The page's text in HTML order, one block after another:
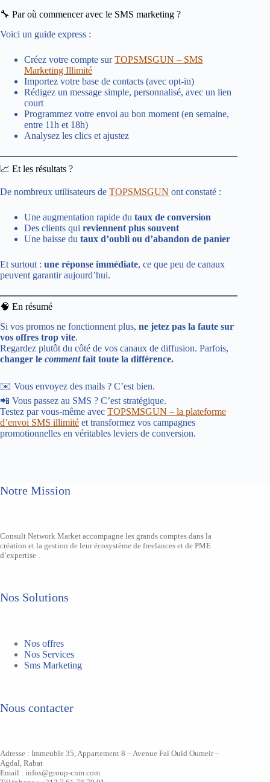
🔧 Par où commencer avec le SMS marketing ?
Voici un guide express :
Créez votre compte surTOPSMSGUN – SMS
Marketing Illimité
Importez votre base de contacts (avec opt-in)
Rédigez un message simple, personnalisé, avec un lien
court
Programmez votre envoi au bon moment (en semaine,
entre 11h et 18h)
Analysez les clics et ajustez
📈 Et les résultats ?
De nombreux utilisateurs de TOPSMSGUN ont constaté :
Une augmentation rapide du taux de conversion
Des clients qui reviennent plus souvent
Une baisse du taux d’oubli ou d’abandon de panier
Et surtout : une réponse immédiate, ce que peu de canaux
peuvent garantir aujourd’hui.
🧠 En résumé
Si vos promos ne fonctionnent plus, ne jetez pas la faute sur
vos offres trop vite.
Regardez plutôt du côté de vos canaux de diffusion. Parfois,
changer le commentfait toute la différence.
✉️ Vous envoyez des mails ? C’est bien.
📲 Vous passez au SMS ? C’est stratégique.
Testez par vous-même avec TOPSMSGUN – la plateforme
d’envoi SMS illimité et transformez vos campagnes
promotionnelles en véritables leviers de conversion.
Notre Mission
Consult Network Market accompagne les grands comptes dans la
création et la gestion de leur écosystème de freelances et de PME
d’expertise .
Nos Solutions
Nos offres
Nos Services
Sms Marketing
Nous contacter
Adresse : Immeuble 35, Appartement 8 – Avenue Fal Ould Oumeir –
Agdal, Rabat
Email : infos@group-cnm.com